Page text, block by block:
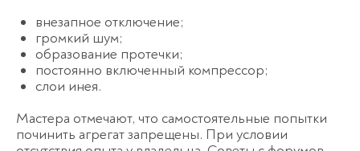
внезапное отключение;
громкий шум;
образование протечки;
постоянно включенный компрессор;
слои инея.
Мастера отмечают, что самостоятельные попытки
починить агрегат запрещены. При условии